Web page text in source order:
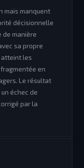
mais manquent
décisionnelle
de manière
sa propre
atteint les
en
Le résultat
échec de
par la